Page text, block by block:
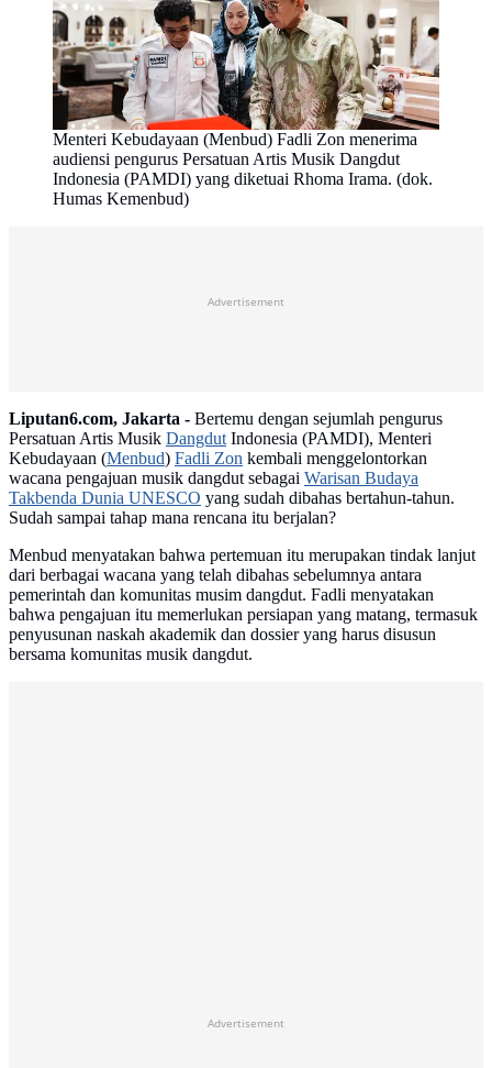
Menteri Kebudayaan (Menbud) Fadli Zon menerima
audiensi pengurus Persatuan Artis Musik Dangdut
Indonesia (PAMDI) yang diketuai Rhoma Irama. (dok.
Humas Kemenbud)
Advertisement
Liputan6.com, Jakarta - Bertemu dengan sejumlah pengurus
Persatuan Artis Musik DangdutIndonesia (PAMDI), Menteri
Kebudayaan (Menbud) Fadli Zon kembali menggelontorkan
wacana pengajuan musik dangdut sebagai Warisan Budaya
Takbenda Dunia UNESCO yang sudah dibahas bertahun-tahun.
Sudah sampai tahap mana rencana itu berjalan?
Menbud menyatakan bahwa pertemuan itu merupakan tindak lanjut
dari berbagai wacana yang telah dibahas sebelumnya antara
pemerintah dan komunitas musim dangdut. Fadli menyatakan
bahwa pengajuan itu memerlukan persiapan yang matang, termasuk
penyusunan naskah akademik dan dossier yang harus disusun
bersama komunitas musik dangdut.
Advertisement